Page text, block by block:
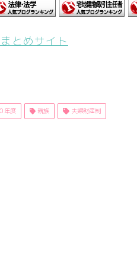
とめサイト
年度 親族 夫婦財産制